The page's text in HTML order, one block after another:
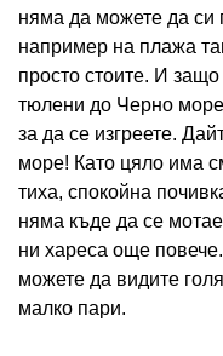
няма да можете да си
например на плажа
просто стоите. И
тюлени до Черно
за да се изгреете.
море! Като цяло има
тиха, спокойна
няма къде да се
ни хареса още
можете да видите
малко пари.